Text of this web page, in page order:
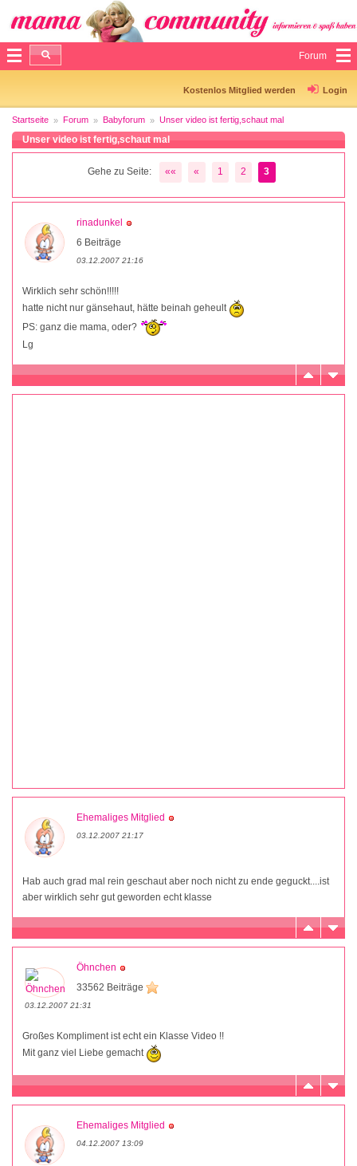
Forum
Kostenlos Mitglied werden Login
Startseite Forum Babyforum Unser video ist fertig,schaut mal
Unser video ist fertig,schaut mal
Gehe zu Seite: «« « 1 2 3
rinadunkel
6 Beiträge
03.12.2007 21:16
Wirklich sehr schön!!!!!
hatte nicht nur gänsehaut, hätte beinah geheult
PS: ganz die mama, oder?
Lg
Ehemaliges Mitglied
03.12.2007 21:17
Hab auch grad mal rein geschaut aber noch nicht zu ende geguckt....ist
aber wirklich sehr gut geworden echt klasse
Öhnchen
33562 Beiträge
03.12.2007 21:31
Großes Kompliment ist echt ein Klasse Video !!
Mit ganz viel Liebe gemacht
Ehemaliges Mitglied
04.12.2007 13:09